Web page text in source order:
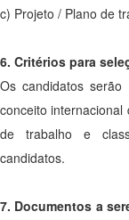
c) Projeto / Plano de
6. Critérios para
Os candidatos
conceito
de trabalho e
candidatos.
7. Documentos a